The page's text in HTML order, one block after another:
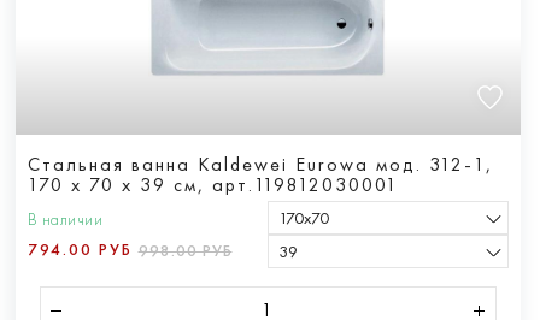
Стальная ванна Kaldewei Eurowa мод. 312-1,
170 х 70 х 39 см, арт.119812030001
В наличии
794.00 РУБ998.00 РУБ
170х70
39